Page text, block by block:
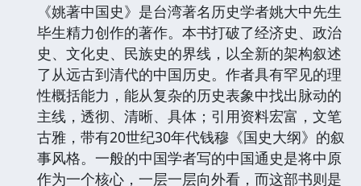
《姚著中国史》是台湾著名历史学者姚大中先生
毕生精力创作的著作。本书打破了经济史、政治
史、文化史、民族史的界线，以全新的架构叙述
了从远古到清代的中国历史。作者具有罕见的理
性概括能力，能从复杂的历史表象中找出脉动的
主线，透彻、清晰、具体；引用资料宏富，文笔
古雅，带有20世纪30年代钱穆《国史大纲》的叙
事风格。一般的中国学者写的中国通史是将中原
作为一个核心，一层一层向外看，而这部书则是